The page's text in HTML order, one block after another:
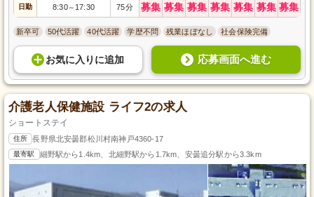
日勤 8:30～ 17:30 75分 募集 募集 募集 募集 募集 募集 募集
新卒可 50代活躍 40代活躍 学歴不問 残業ほぼなし 社会保険完備
お気に入り に追加 応募画面へ進む
介護老人保健施設 ライフ2の求人
ショートステイ
住所 長野県北安曇郡松川村南神戸4360-17
最寄駅 細野駅から1.4km、北細野駅から1.7km、安曇追分駅から3.3km